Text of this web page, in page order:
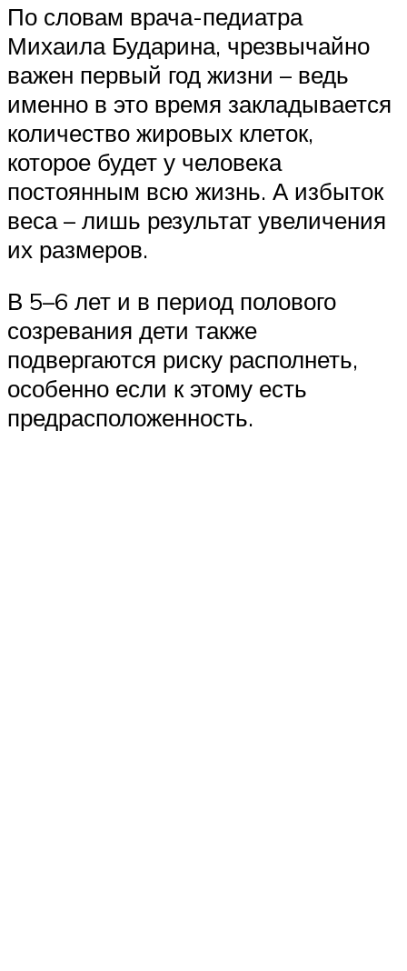
По словам врача-педиатра
Михаила Бударина, чрезвычайно
важен первый год жизни – ведь
именно в это время закладывается
количество жировых клеток,
которое будет у человека
постоянным всю жизнь. А избыток
веса – лишь результат увеличения
их размеров.
В 5–6 лет и в период полового
созревания дети также
подвергаются риску располнеть,
особенно если к этому есть
предрасположенность.